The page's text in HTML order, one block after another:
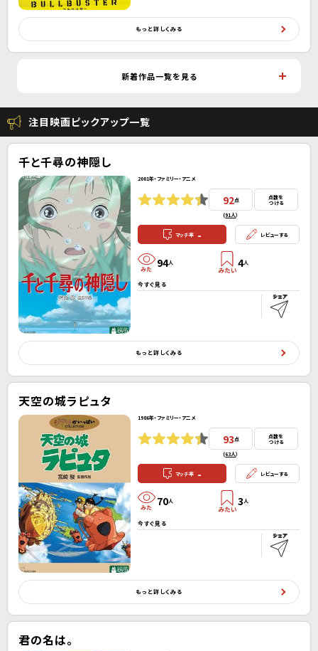
もっと詳しくみる
新着作品一覧を見る
注目映画ピックアップ一覧
千と千尋の神隠し
2001年・ファミリー・アニメ
92点
(91人）
点数を
つける
マッチ率 - レビューする
94人 4人
今すぐ見る
もっと詳しくみる
天空の城ラピュタ
1986年・ファミリー・アニメ
93 点
(63人）
点数を
つける
マッチ率 - レビューする
70人 3人
今すぐ見る
もっと詳しくみる
君の名は。